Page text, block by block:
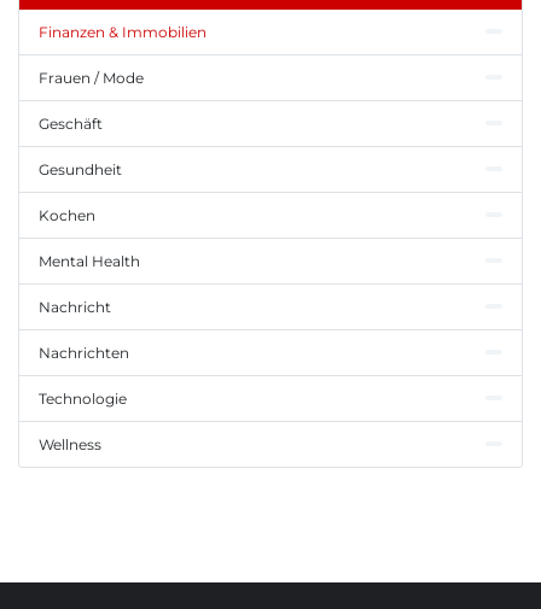
Finanzen & Immobilien
Frauen / Mode
Geschäft
Gesundheit
Kochen
Mental Health
Nachricht
Nachrichten
Technologie
Wellness